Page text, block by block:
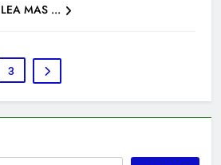
LEA MAS ...
3